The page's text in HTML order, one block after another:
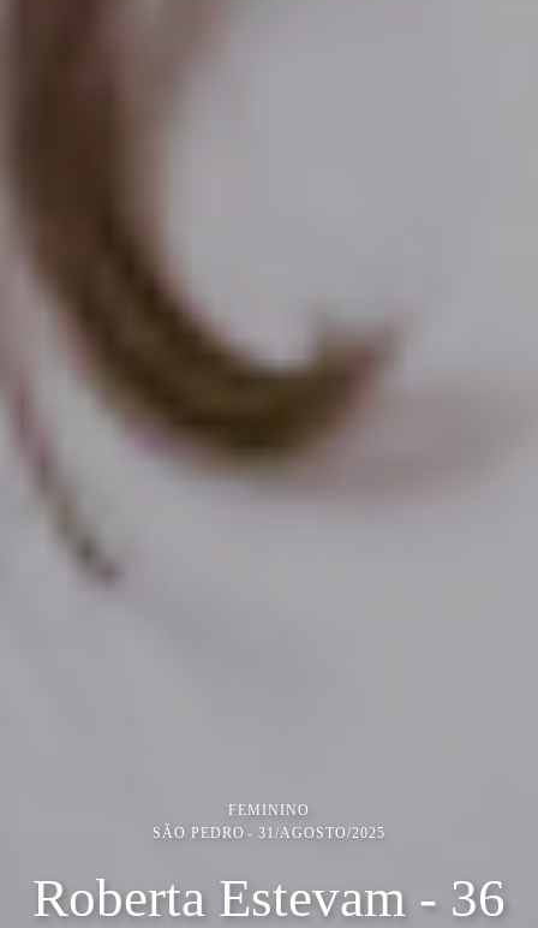
FEMININO
SÃO PEDRO
31/AGOSTO/2025
Roberta Estevam - 36